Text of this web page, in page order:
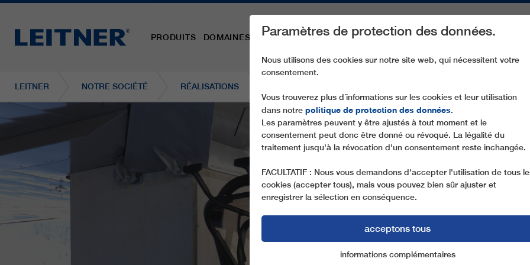
PRODUITS DOMAINES D´ACTIVITÉS PIÈCES DE RECHANGE SERVICE NOTRE
LEITNER NOTRE SOCIÉTÉ RÉALISATIONS
Paramètres de protection des données.
Nous utilisons des cookies sur notre site web, qui nécessitent votre
consentement.
Vous trouverez plus d´informations sur les cookies et leur utilisation
dans notre politique de protection des données.
Les paramètres peuvent y être ajustés à tout moment et le
consentement peut donc être donné ou révoqué. La légalité du
traitement jusqu'à la révocation d'un consentement reste inchangée.
FACULTATIF : Nous vous demandons d'accepter l'utilisation de tous
cookies (accepter tous), mais vous pouvez bien sûr ajuster et
enregistrer la sélection en conséquence.
acceptons tous
cookies essentiels Marketing
informations complémentaires